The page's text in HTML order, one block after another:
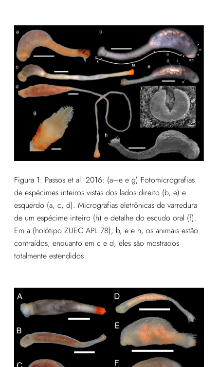
Figura 1: Passos et al. 2016: (a–e e g) Fotomicrografias
de espécimes inteiros vistas dos lados direito (b, e) e
esquerdo (a, c, d). Micrografias eletrônicas de varredura
de um espécime inteiro (h) e detalhe do escudo oral (f).
Em a (holótipo ZUEC APL 78), b, e e h, os animais estão
contraídos, enquanto em c e d, eles são mostrados
totalmente estendidos